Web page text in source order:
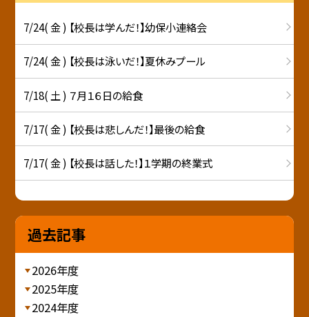
7/24( 金 ) 【校長は学んだ！】幼保小連絡会
7/24( 金 ) 【校長は泳いだ！】夏休みプール
7/18( 土 ) ７月１６日の給食
7/17( 金 ) 【校長は悲しんだ！】最後の給食
7/17( 金 ) 【校長は話した！】１学期の終業式
過去記事
2026年度
2025年度
2024年度